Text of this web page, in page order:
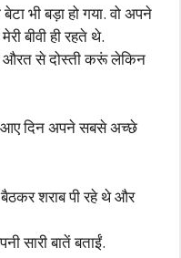
भी बड़ा हो गया. वो अपने
बीवी ही रहते थे.
औरत से दोस्ती करूं लेकिन
आए दिन अपने सबसे अच्छे
शराब पी रहे थे और
सारी बातें बताईं.